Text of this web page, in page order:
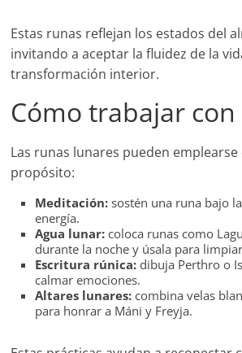
Estas runas reflejan los estados del
invitando a aceptar la fluidez de la
transformación interior.
Cómo trabajar
Las runas lunares pueden
propósito:
Meditación: sostén una runa bajo
energía.
Agua lunar: coloca runas como
durante la noche y úsala para
Escritura rúnica: dibuja Perthro o
calmar emociones.
Altares lunares: combina velas
para honrar a Máni y Freyja.